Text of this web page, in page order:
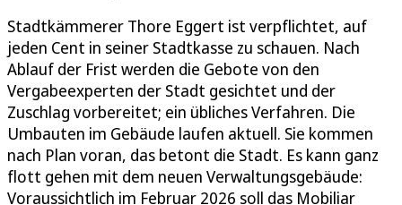
Stadtkämmerer Thore Eggert ist verpflichtet, auf
jeden Cent in seiner Stadtkasse zu schauen. Nach
Ablauf der Frist werden die Gebote von den
Vergabeexperten der Stadt gesichtet und der
Zuschlag vorbereitet; ein übliches Verfahren. Die
Umbauten im Gebäude laufen aktuell. Sie kommen
nach Plan voran, das betont die Stadt. Es kann ganz
flott gehen mit dem neuen Verwaltungsgebäude:
Voraussichtlich im Februar 2026 soll das Mobiliar